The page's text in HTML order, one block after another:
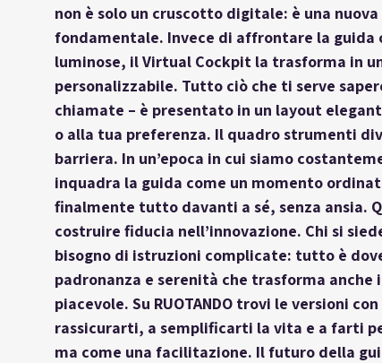
non è solo un cruscotto digitale: è una
fondamentale. Invece di affrontare la guida
luminose, il Virtual Cockpit la trasforma in
personalizzabile. Tutto ciò che ti serve
chiamate – è presentato in un layout
o alla tua preferenza. Il quadro strumenti
barriera. In un’epoca in cui siamo
inquadra la guida come un momento
finalmente tutto davanti a sé, senza ansia.
costruire fiducia nell’innovazione. Chi si
bisogno di istruzioni complicate: tutto è
padronanza e serenità che trasforma
piacevole. Su RUOTANDO trovi le versioni
rassicurarti, a semplificarti la vita e a farti
ma come una facilitazione. Il futuro della